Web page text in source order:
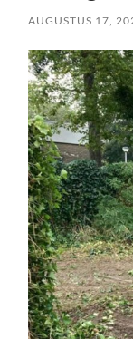
AUGUSTUS 17,